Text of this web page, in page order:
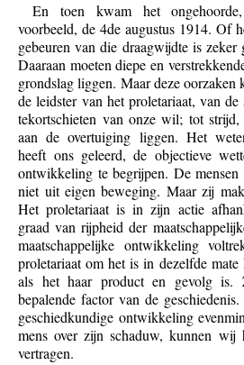
En toen kwam het
voorbeeld, de 4de augustus 1914. Of
gebeuren van die draagwijdte is zeker
Daaraan moeten diepe en
grondslag liggen. Maar deze
de leidster van het proletariaat, van
tekortschieten van onze wil; tot
aan de overtuiging liggen. Het
heeft ons geleerd, de objectieve
ontwikkeling te begrijpen. De mensen
niet uit eigen beweging. Maar zij
Het proletariaat is in zijn actie
graad van rijpheid der
maatschappelijke ontwikkeling
proletariaat om het is in dezelfde
als het haar product en gevolg
bepalende factor van de
geschiedkundige ontwikkeling
mens over zijn schaduw, kunnen wij
vertragen.